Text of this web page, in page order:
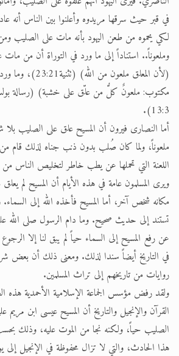
في قبر حيث سرقها مريدوه وأعلنوا بين الناس أنه
لكي يحموه من طعن اليهود بأنه مات على الصليب
وملعوناً.. استناداً إلى ما ورد في التوراة أن من
(لأن المعلق ملعون من
مكتوب: ملعونٌ كلُّ من علّق على خشبة) (رسالة
13:3).
أما النصارى فيرون أن المسيح علق على الصليب
ملعوناً، ولما كان صُلب بدون ذنب جناه لذلك قام
اللعنة التي تحملها عن يطب خاطر لتخليص الناس من
ويرى المسلمون عامة في هذه الأيام أن المسيح لم
مكانه شخص آخر، أما المسيح فأخذه الله إلى
تستند إلى حديث صحيح. وما دام الرسول صلى الله
عن رفع المسيح إلى السماء حياً لم يبق لنا إلا الرجوع
في التاريخ أيضاً سندا لذلك. ومعنى ذلك أن بعض
روايات من تاريخهم إلى تراث المسلمين.
ولقد رفض مؤسس الجماعة الإسلامية الأحمدية هذه
القرآن والإنجيل والتاريخ أن المسيح عيسى ابن مريم
الصليب حياً، ولكنه نجا من الموت عليه، وذلك بحسب
هذا الحادث، والتي لا تزال محفوظة في الإنجيل إلى